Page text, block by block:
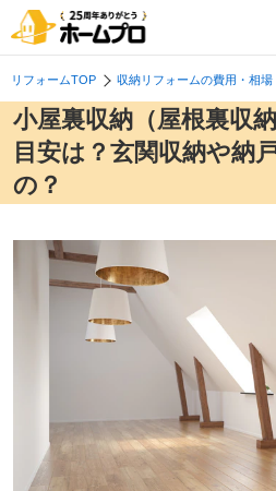
リフォームTOP 収納リフォームの費用・相場
小屋裏収納（屋根裏収
目安は？玄関収納や納
の？